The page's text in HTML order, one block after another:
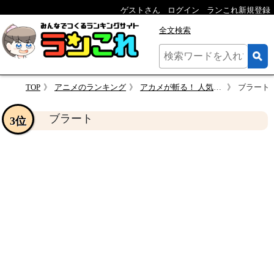
ゲストさん ログイン ランこれ新規登録
全文検索
TOP アニメのランキング アカメが斬る！ 人気キャラクター投票 ブラート
ブラート
3位